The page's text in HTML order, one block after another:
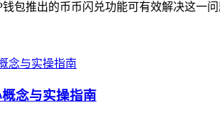
包推出的币币闪兑功能可有效解决这一
念与实操指南